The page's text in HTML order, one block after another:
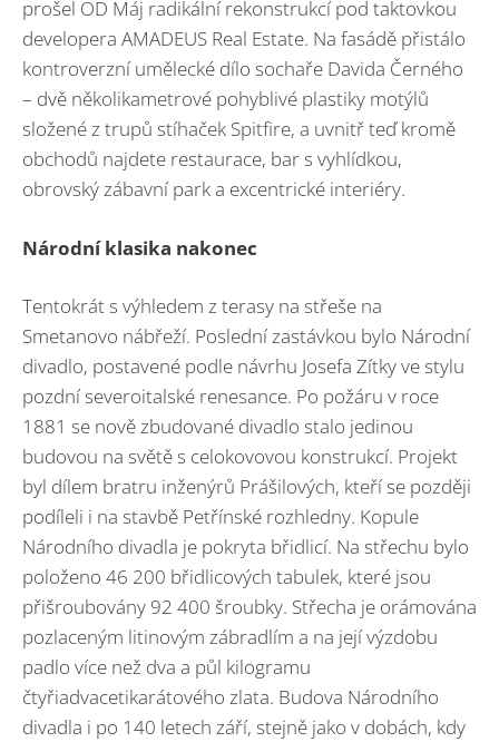
prošel OD Máj radikální rekonstrukcí pod taktovkou
developera AMADEUS Real Estate. Na fasádě přistálo
kontroverzní umělecké dílo sochaře Davida Černého
– dvě několikametrové pohyblivé plastiky motýlů
složené z trupů stíhaček Spitfire, a uvnitř teď kromě
obchodů najdete restaurace, bar s vyhlídkou,
obrovský zábavní park a excentrické interiéry.
Národní klasika nakonec
Tentokrát s výhledem z terasy na střeše na
Smetanovo nábřeží. Poslední zastávkou bylo Národní
divadlo, postavené podle návrhu Josefa Zítky ve stylu
pozdní severoitalské renesance. Po požáru v roce
1881 se nově zbudované divadlo stalo jedinou
budovou na světě s celokovovou konstrukcí. Projekt
byl dílem bratru inženýrů Prášilových, kteří se později
podíleli i na stavbě Petřínské rozhledny. Kopule
Národního divadla je pokryta břidlicí. Na střechu bylo
položeno 46 200 břidlicových tabulek, které jsou
přišroubovány 92 400 šroubky. Střecha je orámována
pozlaceným litinovým zábradlím a na její výzdobu
padlo více než dva a půl kilogramu
čtyřiadvacetikarátového zlata. Budova Národního
divadla i po 140 letech září, stejně jako v dobách, kdy